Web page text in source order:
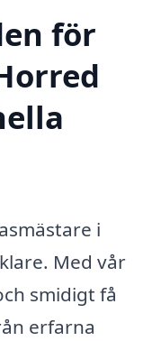
för
i
Med vår
smidigt få
erfarna